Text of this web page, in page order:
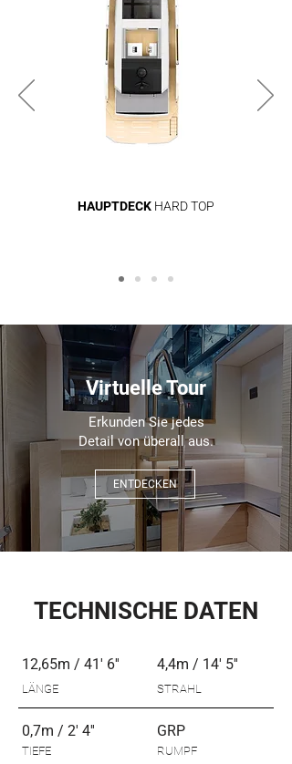
HAUPTDECK HARD TOP
Virtuelle Tour
Erkunden Sie jedes
Detail von überall aus.
ENTDECKEN
TECHNISCHE DATEN
12,65m / 41' 6''
LÄNGE
4,4m / 14' 5''
STRAHL
0,7m / 2' 4''
TIEFE
GRP
RUMPF